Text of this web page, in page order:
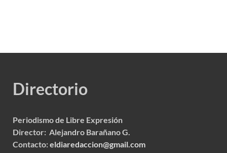
Directorio
Periodismo de Libre Expresión
Director: Alejandro Barañano G.
Contacto:eldiaredaccion@gmail.com